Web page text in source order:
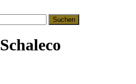
Schaleco